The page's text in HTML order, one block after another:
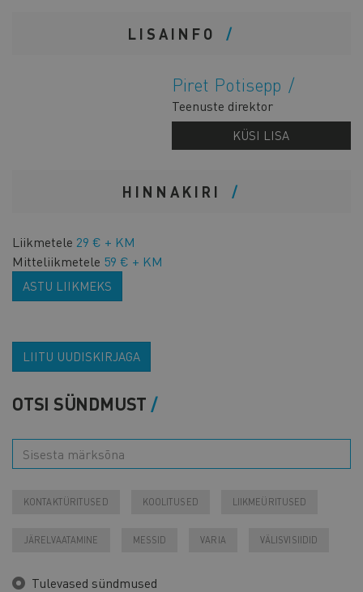
LISAINFO
Piret Potisepp
Teenuste direktor
KÜSI LISA
HINNAKIRI
Liikmetele 29 € + KM
Mitteliikmetele 59 € + KM
ASTU LIIKMEKS
LIITU UUDISKIRJAGA
OTSI SÜNDMUST
KONTAKTÜRITUSED KOOLITUSED LIIKMEÜRITUSED
JÄRELVAATAMINE MESSID VARIA VÄLISVISIIDID
Tulevased sündmused